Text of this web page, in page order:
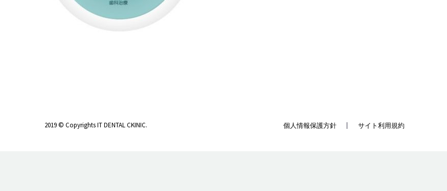
個人情報保護方針 サイト利用規約
2019 © Copyrights IT DENTAL CKINIC.